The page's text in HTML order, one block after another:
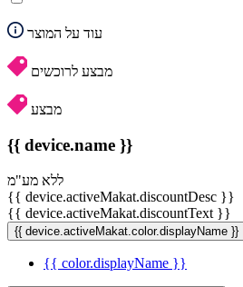
עוד על המוצר
מבצע לרוכשים
מבצע
{{ device.name }}
ללא מע"מ
{{ device.activeMakat.discountDesc }}
{{ device.activeMakat.discountText }}
{{ device.activeMakat.color.displayName }}
{{ color.displayName }}